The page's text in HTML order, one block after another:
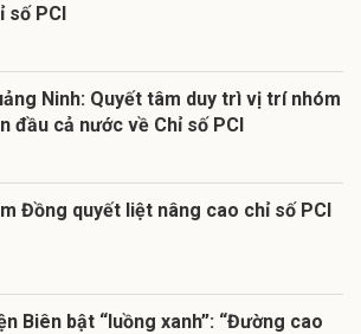
số PCI
Ninh: Quyết tâm duy trì vị trí nhóm
đầu cả nước về Chỉ số PCI
Đồng quyết liệt nâng cao chỉ số PCI
Biên bật “luồng xanh”: “Đường cao